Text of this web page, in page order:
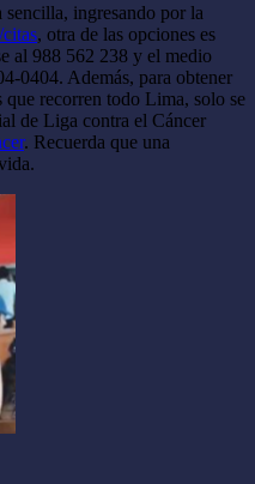
sencilla, ingresando por la
, otra de las opciones es
al 988 562 238 y el medio
0404. Además, para obtener
recorren todo Lima, solo se
de Liga contra el Cáncer
. Recuerda que una